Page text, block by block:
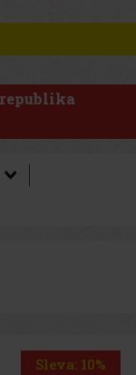
Sleva: 10%